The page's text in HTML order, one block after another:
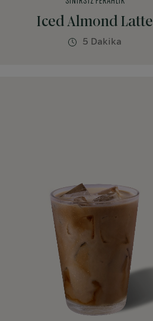
Iced Almond Latte
5 Dakika